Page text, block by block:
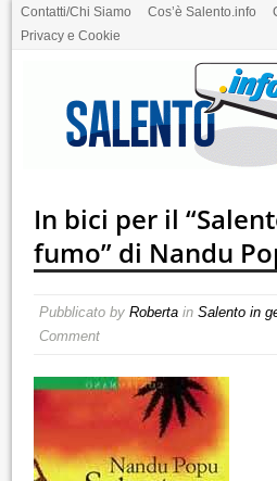
Contatti/Chi Siamo Cos’è Salento.info
Privacy e Cookie
In bici per il
fumo” di Nandu
Pubblicato byRoberta inSalento in
Comment